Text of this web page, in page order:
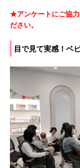
★アンケートにご協
ださい。
目で見て実感！ベ